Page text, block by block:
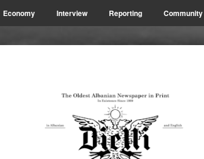
Economy Interview Reporting Community